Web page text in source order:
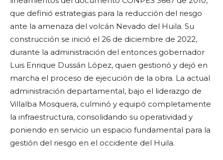
que definió estrategias para la reducción del riesgo
ante la amenaza del volcán Nevado del Huila. Su
construcción se inició el 26 de diciembre de 2022,
durante la administración del entonces gobernador
Luis Enrique Dussán López, quien gestionó y dejó en
marcha el proceso de ejecución de la obra. La actual
administración departamental, bajo el liderazgo de
Villalba Mosquera, culminó y equipó completamente
la infraestructura, consolidando su operatividad y
poniendo en servicio un espacio fundamental para la
gestión del riesgo en el occidente del Huila.